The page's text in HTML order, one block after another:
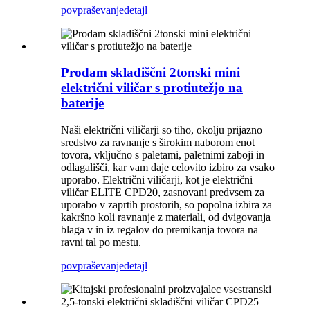
povpraševanjedetajl
Prodam skladiščni 2tonski mini
električni viličar s protiutežjo na
baterije
Naši električni viličarji so tiho, okolju prijazno
sredstvo za ravnanje s širokim naborom enot
tovora, vključno s paletami, paletnimi zaboji in
odlagališči, kar vam daje celovito izbiro za vsako
uporabo. Električni viličarji, kot je električni
viličar ELITE CPD20, zasnovani predvsem za
uporabo v zaprtih prostorih, so popolna izbira za
kakršno koli ravnanje z materiali, od dvigovanja
blaga v in iz regalov do premikanja tovora na
ravni tal po mestu.
povpraševanjedetajl